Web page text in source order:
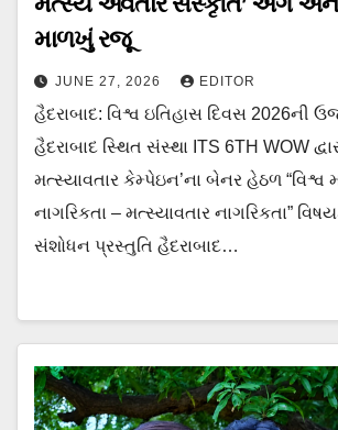
માળખું રજૂ
JUNE 27, 2026 EDITOR
હૈદરાબાદ: વિશ્વ ઇતિહાસ દિવસ 2026ની
હૈદરાબાદ સ્થિત સંસ્થા ITS 6TH WOW
મત્સ્યાવતાર કેમ્પેઇન’ના બેનર હેઠળ “વિશ્વ
નાગરિકતા – મત્સ્યાવતાર નાગરિકતા”
સંશોધન પ્રસ્તુતિ હૈદરાબાદ…